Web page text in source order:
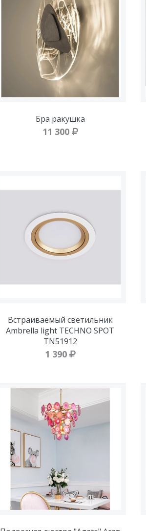
Бра ракушка
11 300
Встраиваемый светильник
Ambrella light TECHNO SPOT
TN51912
1 390